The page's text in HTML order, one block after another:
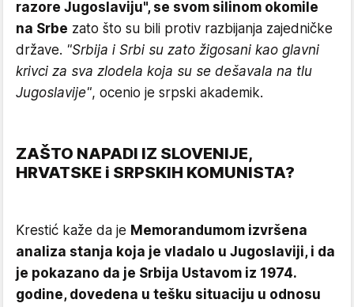
razore Jugoslaviju", se svom silinom okomile
na Srbe zato što su bili protiv razbijanja zajedničke
države. "Srbija i Srbi su zato žigosani kao glavni
krivci za sva zlodela koja su se dešavala na tlu
Jugoslavije", ocenio je srpski akademik.
ZAŠTO NAPADI IZ SLOVENIJE,
HRVATSKE i SRPSKIH KOMUNISTA?
Krestić kaže da je Memorandumom izvršena
analiza stanja koja je vladalo u Jugoslaviji, i da
je pokazano da je Srbija Ustavom iz 1974.
godine, dovedena u tešku situaciju u odnosu